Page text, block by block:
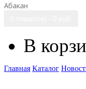
Абакан
В
Главная Каталог